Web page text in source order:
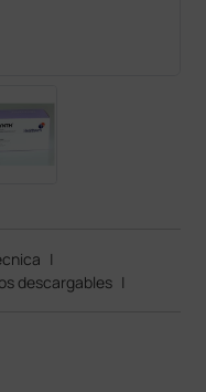
|
descargables |